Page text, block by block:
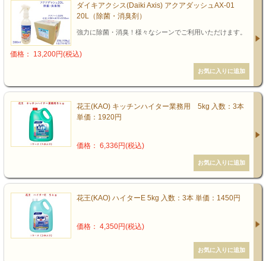
ダイキアクシス(Daiki Axis) アクアダッシュAX-01
20L（除菌・消臭剤）
強力に除菌・消臭！様々なシーンでご利用いただけます。
価格： 13,200円(税込)
花王(KAO) キッチンハイター業務用 5kg 入数：3本
単価：1920円
価格： 6,336円(税込)
花王(KAO) ハイターE 5kg 入数：3本 単価：1450円
価格： 4,350円(税込)